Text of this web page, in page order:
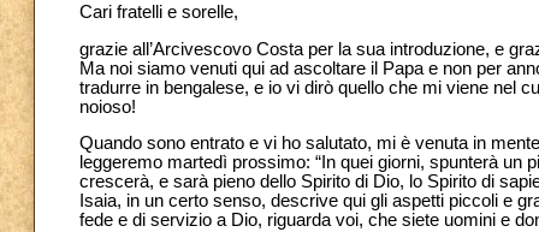
Cari fratelli e sorelle,
grazie all’Arcivescovo Costa per la sua introduzione, e
Ma noi siamo venuti qui ad ascoltare il Papa e non per
tradurre in bengalese, e io vi dirò quello che mi viene nel
noioso!
Quando sono entrato e vi ho salutato, mi è venuta in
leggeremo martedì prossimo: “In quei giorni, spunterà
crescerà, e sarà pieno dello Spirito di Dio, lo Spirito di
Isaia, in un certo senso, descrive qui gli aspetti piccoli e
fede e di servizio a Dio, riguarda voi, che siete uomini e